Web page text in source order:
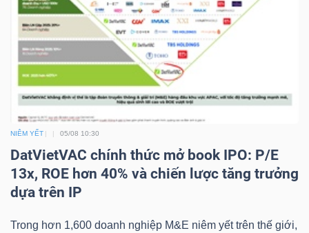
NIÊM YẾT 05/08 10:30
DatVietVAC chính thức mở book IPO: P/E
13x, ROE hơn 40% và chiến lược tăng trưởng
dựa trên IP
Trong hơn 1,600 doanh nghiệp M&E niêm yết trên thế giới,